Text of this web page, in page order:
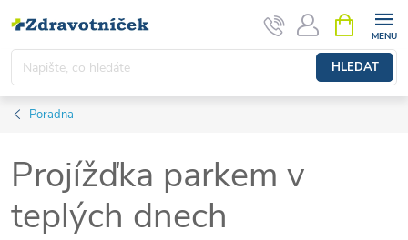
HLEDAT
Poradna
Projížďka parkem v
teplých dnech